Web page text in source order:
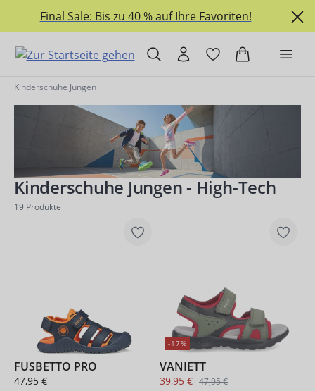
springen
Final Sale: Bis zu 40 % auf Ihre Favoriten!
Kinderschuhe Jungen
Kinderschuhe Jungen - High-Tech
19 Produkte
FUSBETTO PRO
47,95 €
-17%
VANIETT
39,95 € 47,95 €